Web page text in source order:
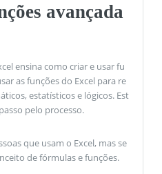
avançada
ensina como criar e usar fu
as funções do Excel para re
estatísticos e lógicos. Est
pelo processo.
que usam o Excel, mas se
de fórmulas e funções.